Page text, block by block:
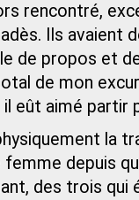
rencontré,
Ils avaient
de propos et
de mon
eût aimé partir
la
femme depuis
des trois qui